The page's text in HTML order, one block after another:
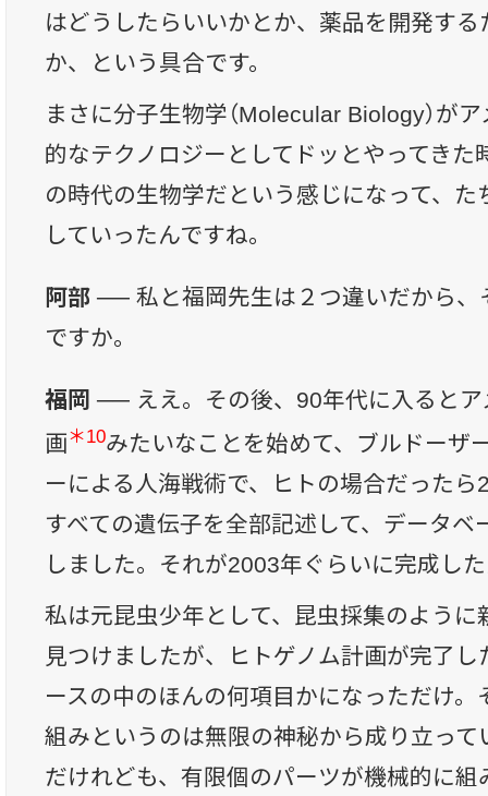
はどうしたらいいかとか、薬品を開発す
か、という具合です。
まさに分子生物学（Molecular Biology）が
的なテクノロジーとしてドッとやってきた
の時代の生物学だという感じになって、
していったんですね。
阿部 ── 私と福岡先生は２つ違いだから
ですか。
福岡 ── ええ。その後、90年代に入ると
画＊10みたいなことを始めて、ブルドーザ
ーによる人海戦術で、ヒトの場合だった
すべての遺伝子を全部記述して、データベ
しました。それが2003年ぐらいに完成し
私は元昆虫少年として、昆虫採集のよう
見つけましたが、ヒトゲノム計画が完了
ースの中のほんの何項目かになっただけ
組みというのは無限の神秘から成り立っ
だけれども、有限個のパーツが機械的に